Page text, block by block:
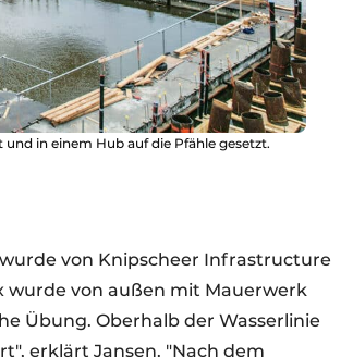
in einem Hub auf die Pfähle gesetzt.
von Knipscheer Infrastructure
wurde von außen mit Mauerwerk
Übung. Oberhalb der Wasserlinie
erklärt Jansen. "Nach dem